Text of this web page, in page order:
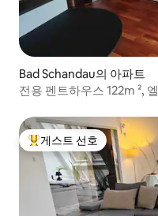
Bad Schandau의 아파트
전용 펜트하우스 122m ²,
상위 게스트 선호
게스트 선호